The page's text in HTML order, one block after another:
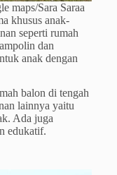
maps/Sara Saraa
khusus anak-
seperti rumah
dan
anak dengan
balon di tengah
lainnya yaitu
Ada juga
edukatif.